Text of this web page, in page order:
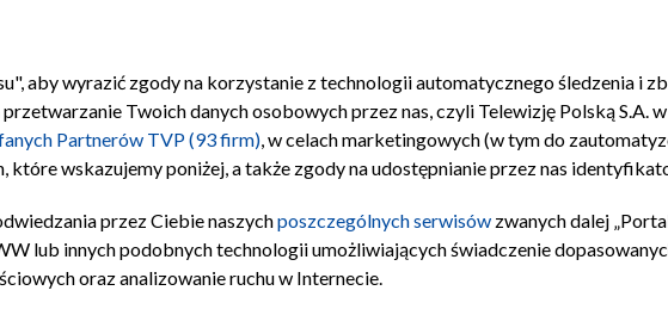
Regulamin TVP Polityka prywatności Moje zgody Pomoc
aby wyrazić zgody na korzystanie z technologii automatycznego śledzenia i
Twoich danych osobowych przez nas, czyli Telewizję Polską S.A.
Partnerów TVP (93 firm), w celach marketingowych (w tym do
które wskazujemy poniżej, a także zgody na udostępnianie przez nas
przez Ciebie naszychposzczególnych serwisów zwanych dalej
lub innych podobnych technologii umożliwiających świadczenie
oraz analizowanie ruchu w Internecie.